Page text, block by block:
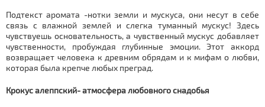
Подтекст аромата -нотки земли и мускуса, они несут в себе
связь с влажной землей и слегка туманный мускус! Здесь
чувствуешь основательность, а чувственный мускус добавляет
чувственности, пробуждая глубинные эмоции. Этот аккорд
возвращает человека к древним обрядам и к мифам о любви,
которая была крепче любых преград.
Крокус алеппский- атмосфера любовного снадобья